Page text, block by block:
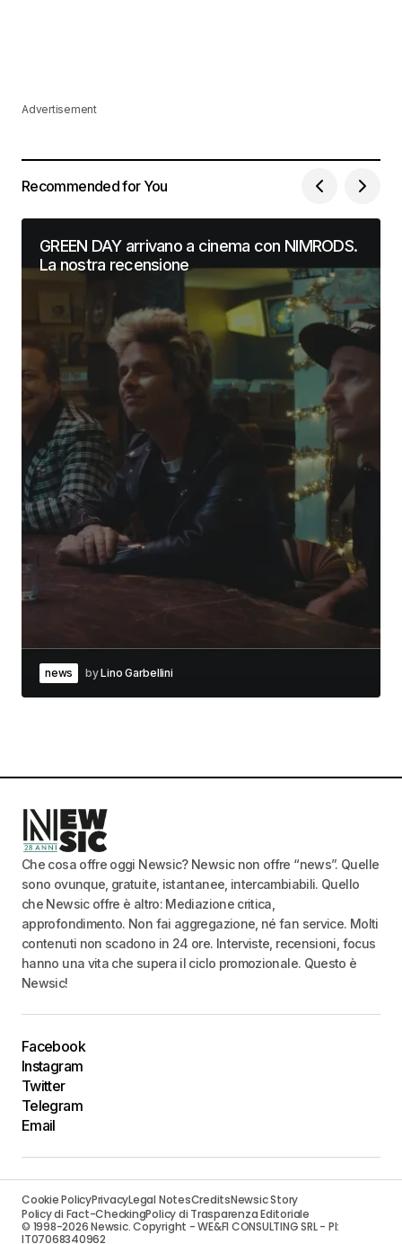
Advertisement
Recommended for You
GREEN DAY arrivano a cinema con NIMRODS.
La nostra recensione
news byLino Garbellini
Che cosa offre oggi Newsic? Newsic non offre “news”. Quelle
sono ovunque, gratuite, istantanee, intercambiabili. Quello
che Newsic offre è altro: Mediazione critica,
approfondimento. Non fai aggregazione, né fan service. Molti
contenuti non scadono in 24 ore. Interviste, recensioni, focus
hanno una vita che supera il ciclo promozionale. Questo è
Newsic!
Facebook
Instagram
Twitter
Telegram
Email
Cookie PolicyPrivacyLegal NotesCreditsNewsic Story
Policy di Fact-CheckingPolicy di Trasparenza Editoriale
© 1998-2026 Newsic. Copyright - WE&FI CONSULTING SRL - PI:
IT07068340962